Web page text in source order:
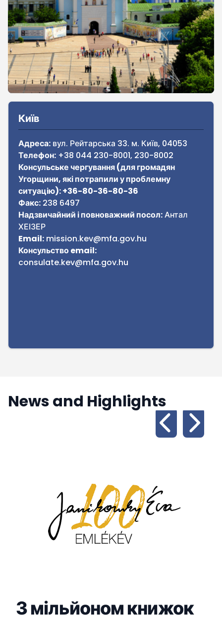
Sidebar
Київ
Адреса: вул. Рейтарська 33. м. Київ, 04053
Телефон: +38 044 230-8001, 230-8002
Консульське чергування (для громадян
Угорщини, які потрапили у проблемну
ситуацію): +36-80-36-80-36
Факс: 238 6497
Надзвичайний і повноважний посол:Антал
ХЕІЗЕР
Email: mission.kev@mfa.gov.hu
Консульство email:
consulate.kev@mfa.gov.hu
News and Highlights
З мільйоном книжок